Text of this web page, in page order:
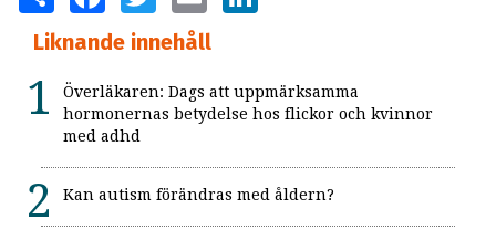
Liknande innehåll
Överläkaren: Dags att uppmärksamma
hormonernas betydelse hos flickor och kvinnor
med adhd
Kan autism förändras med åldern?